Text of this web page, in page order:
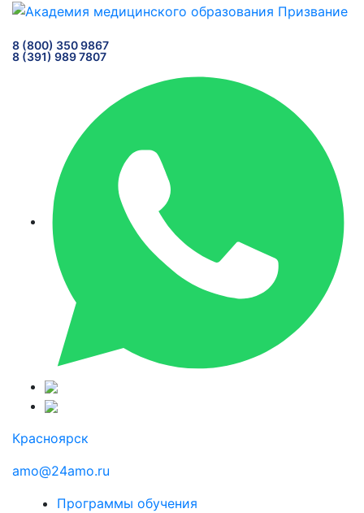
8 (800) 350 9867
8 (391) 989 7807
Красноярск
amo@24amo.ru
Программы обучения